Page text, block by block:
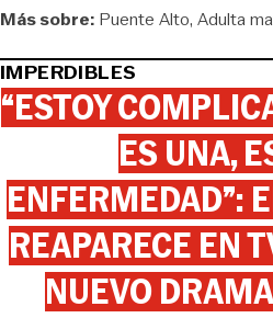
Más sobre: Puente Alto Adulta
IMPERDIBLES
“ESTOY
ES UNA,
ENFERMEDAD”:
REAPARECE EN
NUEVO